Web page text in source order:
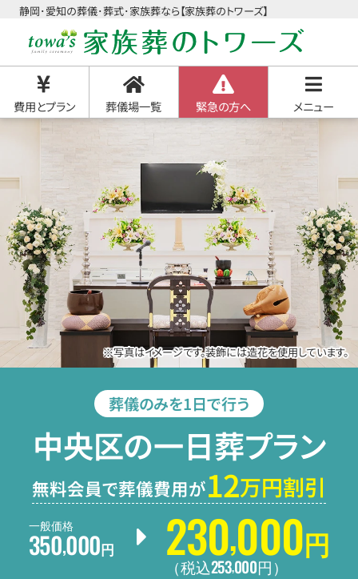
静岡･愛知の葬儀･葬式･家族葬なら【家族葬のトワーズ】
費用とプラン 葬儀場一覧 緊急の方へ メニュー
※写真はイメージです。装飾には造花を使用しています。
葬儀のみを1日で行う
中央区の一日葬プラン
無料会員で葬儀費用が12万円割引
一般価格
350,000 円 230,000 円
（税込253,000円 ）